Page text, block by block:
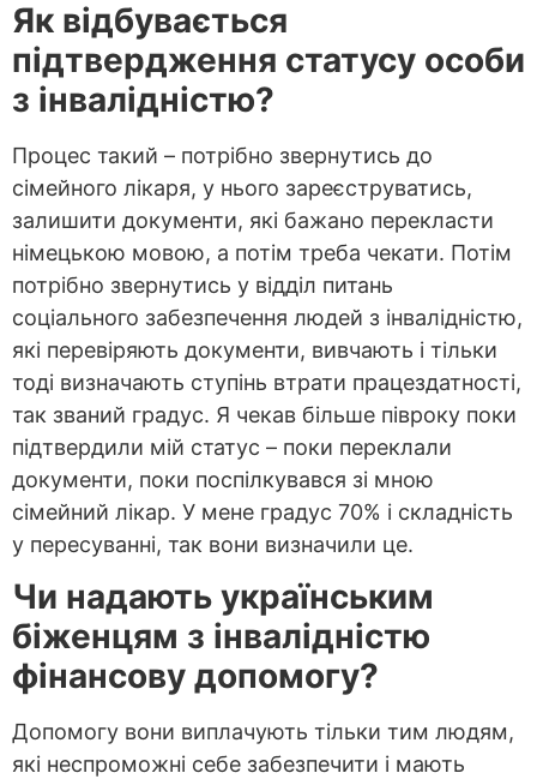
Як відбувається
підтвердження статусу особи
з інвалідністю?
Процес такий – потрібно звернутись до
сімейного лікаря, у нього зареєструватись,
залишити документи, які бажано перекласти
німецькою мовою, а потім треба чекати. Потім
потрібно звернутись у відділ питань
соціального забезпечення людей з інвалідністю,
які перевіряють документи, вивчають і тільки
тоді визначають ступінь втрати працездатності,
так званий градус. Я чекав більше півроку поки
підтвердили мій статус – поки переклали
документи, поки поспілкувався зі мною
сімейний лікар. У мене градус 70% і складність
у пересуванні, так вони визначили це.
Чи надають українським
біженцям з інвалідністю
фінансову допомогу?
Допомогу вони виплачують тільки тим людям,
які неспроможні себе забезпечити і мають